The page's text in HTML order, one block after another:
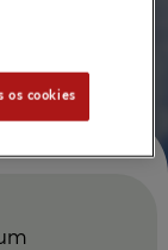
os cookies